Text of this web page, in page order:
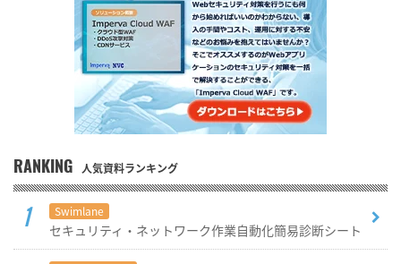
RANKING 人気資料ランキング
Swimlane
セキュリティ・ネットワーク作業自動化簡易診断シート